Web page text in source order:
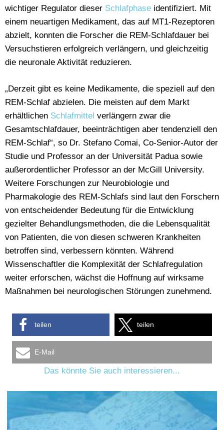
wichtiger Regulator dieser Schlafphase identifiziert. Mit
einem neuartigen Medikament, das auf MT1-Rezeptoren
abzielt, konnten die Forscher die REM-Schlafdauer bei
Versuchstieren erfolgreich verlängern, und gleichzeitig
die neuronale Aktivität reduzieren.
„Derzeit gibt es keine Medikamente, die speziell auf den
REM-Schlaf abzielen. Die meisten auf dem Markt
erhältlichen Schlafmittel verlängern zwar die
Gesamtschlafdauer, beeinträchtigen aber tendenziell den
REM-Schlaf“, so Dr. Stefano Comai, Co-Senior-Autor der
Studie und Professor an der Universität Padua sowie
außerordentlicher Professor an der McGill University.
Weitere Forschungen zur Neurobiologie und
Pharmakologie des REM-Schlafs sind laut den Forschern
von entscheidender Bedeutung für die Entwicklung
gezielter Behandlungsmethoden, die die Lebensqualität
von Patienten, die von diesen schweren Krankheiten
betroffen sind, verbessern könnten. Während
Wissenschaftler die Komplexität der Schlafregulation
weiter erforschen, wächst die Hoffnung auf wirksame
Maßnahmen bei neurologischen Störungen zunehmend.
teilen teilen
E-Mail
Das könnte Sie auch interessieren...